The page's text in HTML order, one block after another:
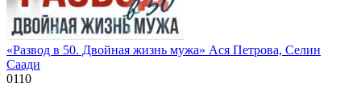
«Развод в 50. Двойная жизнь мужа» Ася Петрова, Селин
Саади
0110